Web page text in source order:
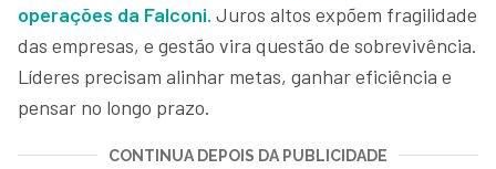
operações da Falconi. Juros altos expõem fragilidade
das empresas, e gestão vira questão de sobrevivência.
Líderes precisam alinhar metas, ganhar eficiência e
pensar no longo prazo.
CONTINUA DEPOIS DA PUBLICIDADE